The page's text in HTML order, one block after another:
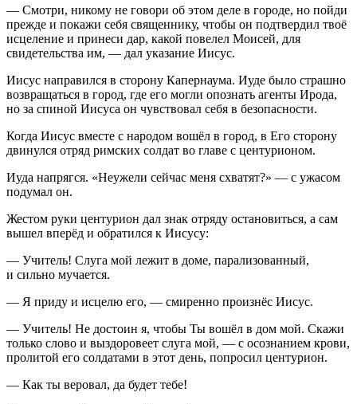
— Смотри, никому не говори об этом деле в городе, но пойди
прежде и покажи себя священнику, чтобы он подтвердил твоё
исцеление и принеси дар, какой повелел Моисей, для
свидетельства им, — дал указание Иисус.
Иисус направился в сторону Капернаума. Иуде было страшно
возвращаться в город, где его могли опознать агенты Ирода,
но за спиной Иисуса он чувствовал себя в безопасности.
Когда Иисус вместе с народом вошёл в город, в Его сторону
двинулся отряд римских солдат во главе с центурионом.
Иуда напрягся. «Неужели сейчас меня схватят?» — с ужасом
подумал он.
Жестом руки центурион дал знак отряду остановиться, а сам
вышел вперёд и обратился к Иисусу:
— Учитель! Слуга мой лежит в доме, парализованный,
и сильно мучается.
— Я приду и исцелю его, — смиренно произнёс Иисус.
— Учитель! Не достоин я, чтобы Ты вошёл в дом мой. Скажи
только слово и выздоровеет слуга мой, — с осознанием крови,
пролитой его солдатами в этот день, попросил центурион.
— Как ты веровал, да будет тебе!